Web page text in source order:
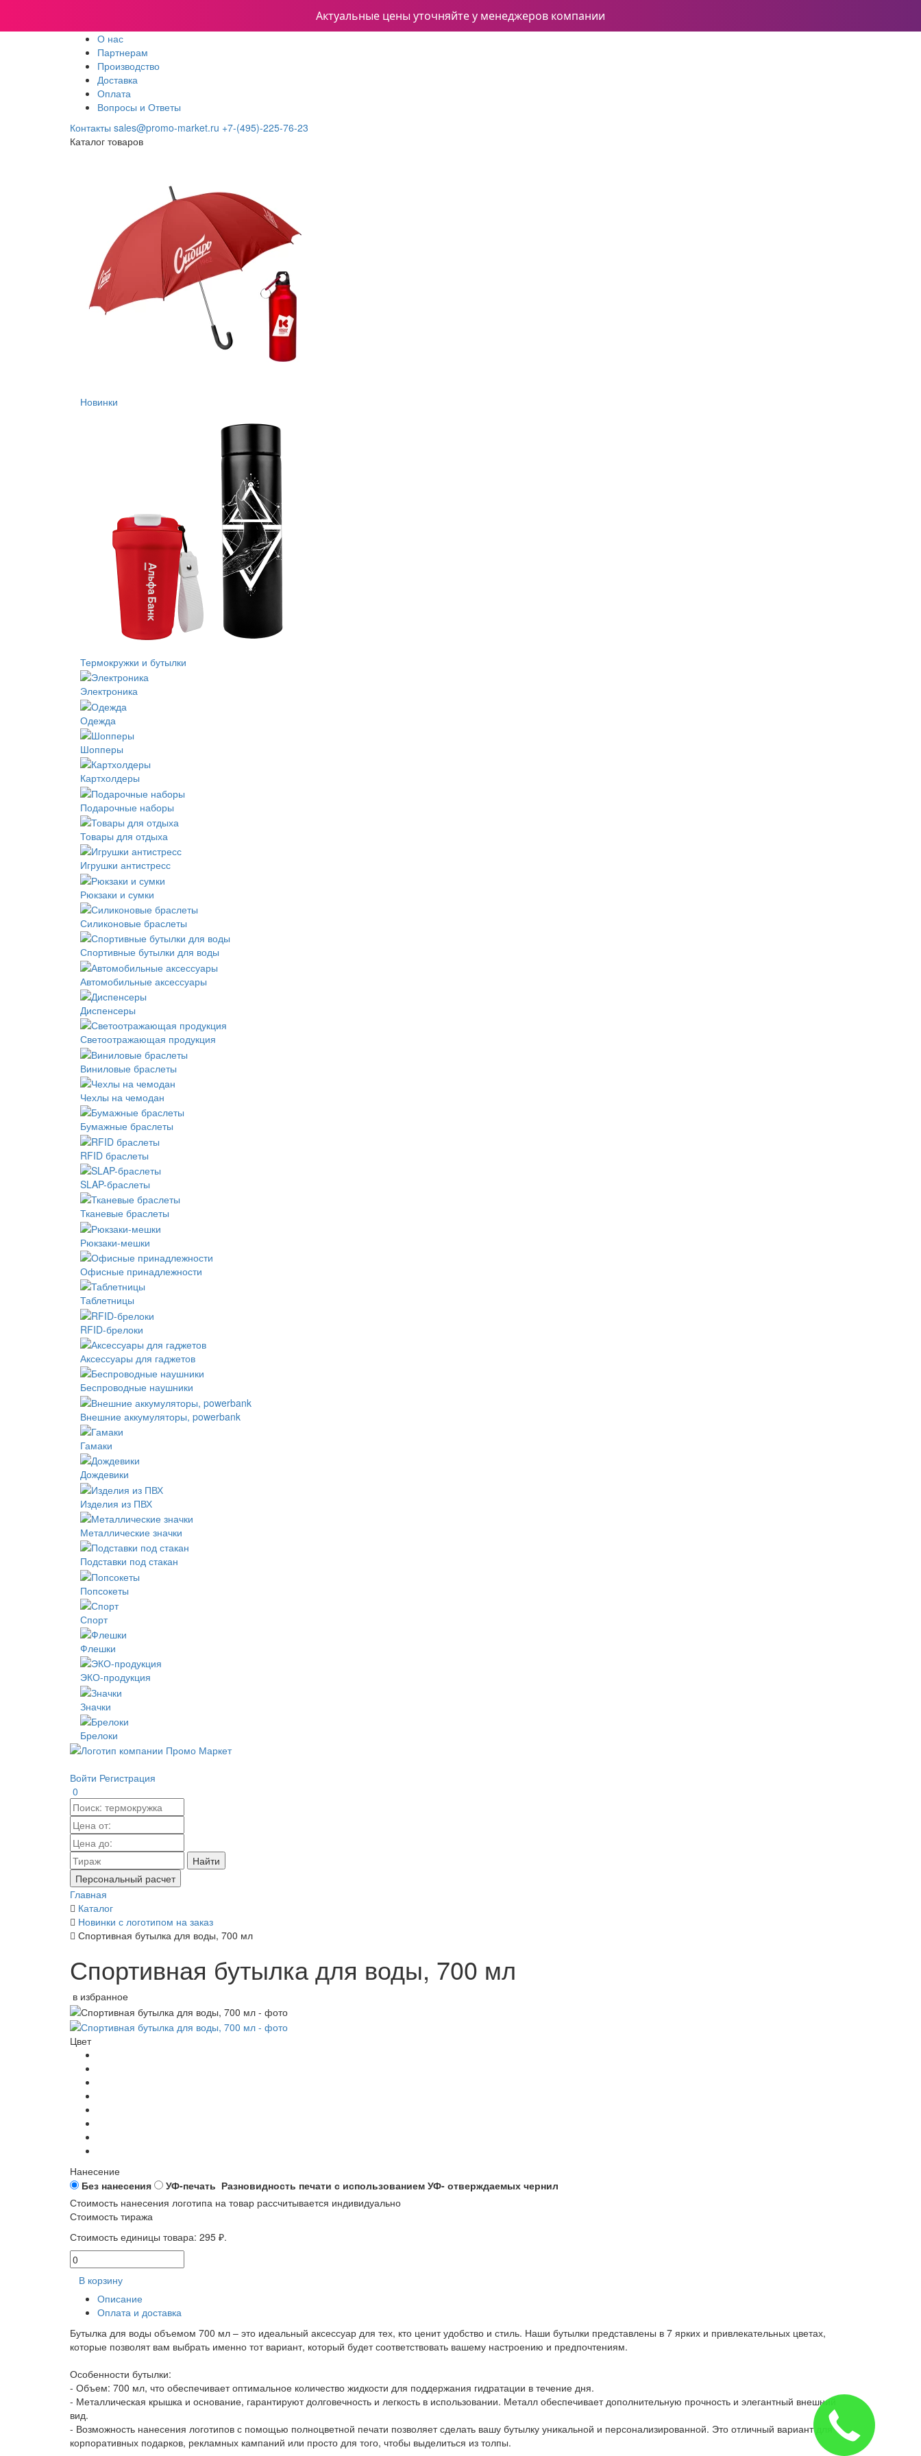
Актуальные цены уточняйте у менеджеров компании
О нас
Партнерам
Производство
Доставка
Оплата
Вопросы и Ответы
Контакты sales@promo-market.ru +7-(495)-225-76-23
Каталог товаров
Новинки
Термокружки и бутылки
Электроника
Одежда
Шопперы
Картхолдеры
Подарочные наборы
Товары для отдыха
Игрушки антистресс
Рюкзаки и сумки
Силиконовые браслеты
Спортивные бутылки для воды
Автомобильные аксессуары
Диспенсеры
Светоотражающая продукция
Виниловые браслеты
Чехлы на чемодан
Бумажные браслеты
RFID браслеты
SLAP-браслеты
Тканевые браслеты
Рюкзаки-мешки
Офисные принадлежности
Таблетницы
RFID-брелоки
Аксессуары для гаджетов
Беспроводные наушники
Внешние аккумуляторы, powerbank
Гамаки
Дождевики
Изделия из ПВХ
Металлические значки
Подставки под стакан
Попсокеты
Спорт
Флешки
ЭКО-продукция
Значки
Брелоки
Войти Регистрация
0
Найти
Персональный расчет
Главная
Каталог
Новинки с логотипом на заказ
Спортивная бутылка для воды, 700 мл
Спортивная бутылка для воды, 700 мл
в избранное
Цвет
Нанесение
Без нанесения
УФ-печать Разновидность печати с использованием УФ- отверждаемых чернил
Стоимость нанесения логотипа на товар рассчитывается индивидуально
Стоимость тиража
Стоимость единицы товара: 295 ₽.
В корзину
Описание
Оплата и доставка
Бутылка для воды объемом 700 мл – это идеальный аксессуар для тех, кто ценит удобство и стиль. Наши бутылки представлены в 7 ярких и привлекательных цветах,
которые позволят вам выбрать именно тот вариант, который будет соответствовать вашему настроению и предпочтениям.
Особенности бутылки:
- Объем: 700 мл, что обеспечивает оптимальное количество жидкости для поддержания гидратации в течение дня.
- Металлическая крышка и основание, гарантируют долговечность и легкость в использовании. Металл обеспечивает дополнительную прочность и элегантный внешний
вид.
- Возможность нанесения логотипов с помощью полноцветной печати позволяет сделать вашу бутылку уникальной и персонализированной. Это отличный вариант для
корпоративных подарков, рекламных кампаний или просто для того, чтобы выделиться из толпы.